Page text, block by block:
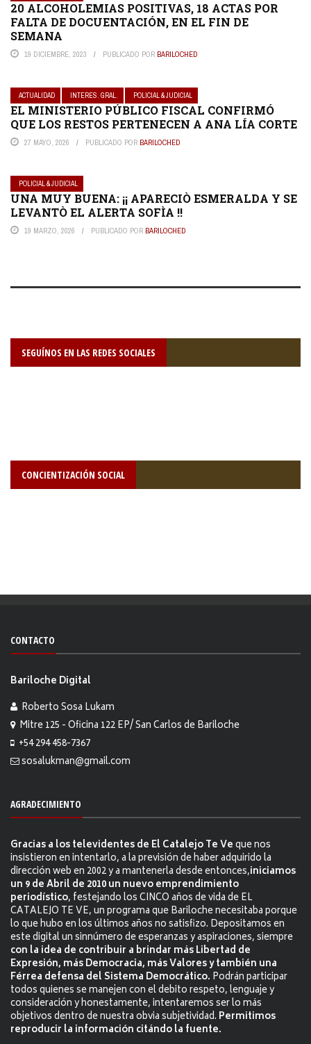
20 ALCOHOLEMIAS POSITIVAS, 18 ACTAS POR
FALTA DE DOCUENTACIÓN, EN EL FIN DE
SEMANA
19 DICIEMBRE, 2023 PUBLICADO POR BARILOCHED
ACTUALIDAD INTERES. GRAL. POLICIAL & JUDICIAL
EL MINISTERIO PÚBLICO FISCAL CONFIRMÓ
QUE LOS RESTOS PERTENECEN A ANA LÍA CORTE
27 MAYO, 2026 PUBLICADO POR BARILOCHED
POLICIAL & JUDICIAL
UNA MUY BUENA: ¡¡ APARECIÒ ESMERALDA Y SE
LEVANTÒ EL ALERTA SOFÌA !!
19 MARZO, 2026 PUBLICADO POR BARILOCHED
SEGUÍNOS EN LAS REDES SOCIALES
CONCIENTIZACIÓN SOCIAL
CONTACTO
Bariloche Digital
Roberto Sosa Lukam
Mitre 125 - Oficina 122 EP/ San Carlos de Bariloche
+54 294 458-7367
sosalukman@gmail.com
AGRADECIMIENTO
Gracias a los televidentes de El Catalejo Te Veque nos
insistieron en intentarlo, a la previsión de haber adquirido la
dirección web en 2002 y a mantenerla desde entonces,iniciamos
un 9 de Abril de 2010 un nuevo emprendimiento
periodístico, festejando los CINCO años de vida de EL
CATALEJO TE VE, un programa que Bariloche necesitaba porque
lo que hubo en los últimos años no satisfizo. Depositamos en
este digital un sinnúmero de esperanzas y aspiraciones, siempre
con la idea de contribuir a brindar más Libertad de
Expresión, más Democracia, más Valores y también una
Férrea defensa del Sistema Democrático. Podrán participar
todos quienes se manejen con el debito respeto, lenguaje y
consideración y honestamente, intentaremos ser lo más
objetivos dentro de nuestra obvia subjetividad. Permitimos
reproducir la información citándo la fuente.